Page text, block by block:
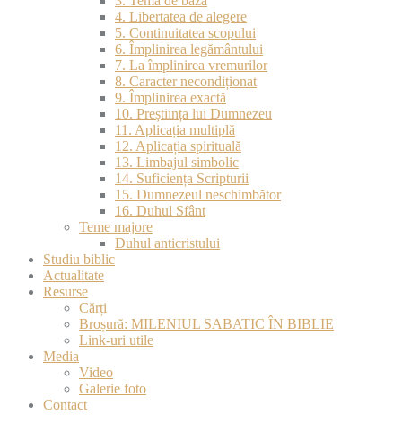
4. Libertatea de alegere
5. Continuitatea scopului
6. Împlinirea legământului
7. La împlinirea vremurilor
8. Caracter necondiționat
9. Împlinirea exactă
10. Preștiința lui Dumnezeu
11. Aplicația multiplă
12. Aplicația spirituală
13. Limbajul simbolic
14. Suficiența Scripturii
15. Dumnezeul neschimbător
16. Duhul Sfânt
Teme majore
Duhul anticristului
Studiu biblic
Actualitate
Resurse
Cărți
Broșură: MILENIUL SABATIC ÎN BIBLIE
Link-uri utile
Media
Video
Galerie foto
Contact